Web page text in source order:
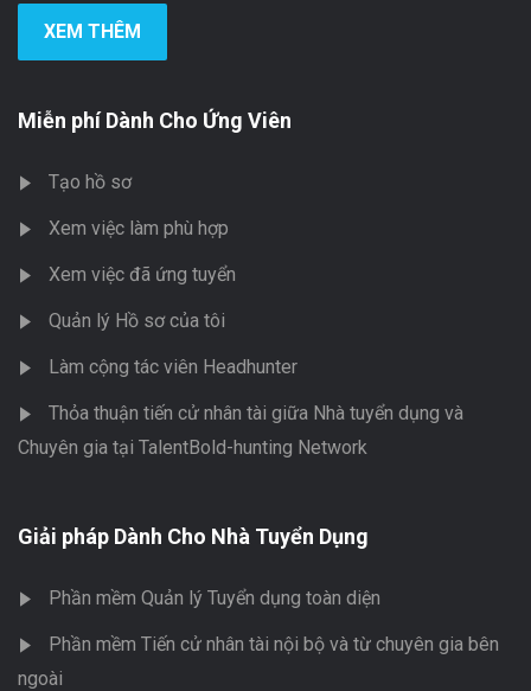
XEM THÊM
Miễn phí Dành Cho Ứng Viên
Tạo hồ sơ
Xem việc làm phù hợp
Xem việc đã ứng tuyển
Quản lý Hồ sơ của tôi
Làm cộng tác viên Headhunter
Thỏa thuận tiến cử nhân tài giữa Nhà tuyển dụng và
Chuyên gia tại TalentBold-hunting Network
Giải pháp Dành Cho Nhà Tuyển Dụng
Phần mềm Quản lý Tuyển dụng toàn diện
Phần mềm Tiến cử nhân tài nội bộ và từ chuyên gia bên
ngoài